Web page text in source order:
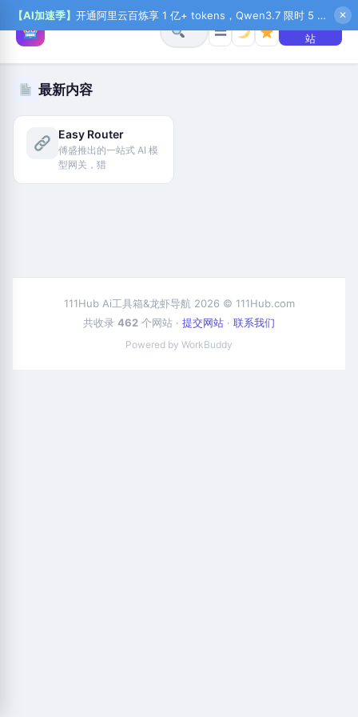
【AI加速季】 开通阿里云百炼享 1 亿+ tokens，Qwen3.7 限时 5 折起，秒悟新注送 1 万积分，加入 OPC 赢百万助力金，QoderWork CN 首月 0 元 ✕
☰
+ 提交网
站
最新内容
Easy Router
傅盛推出的一站式 AI 模
型网关，猎
111Hub Ai工具箱&龙虾导航 2026 © 111Hub.com
共收录 462 个网站 · 提交网站 · 联系我们
Powered by WorkBuddy